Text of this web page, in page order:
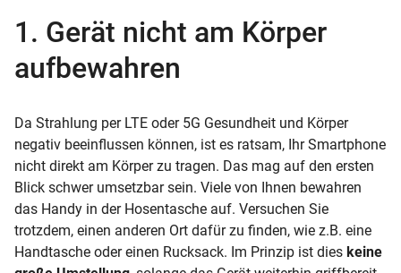
1. Gerät nicht am Körper
aufbewahren
Da Strahlung per LTE oder 5G Gesundheit und Körper
negativ beeinflussen können, ist es ratsam, Ihr Smartphone
nicht direkt am Körper zu tragen. Das mag auf den ersten
Blick schwer umsetzbar sein. Viele von Ihnen bewahren
das Handy in der Hosentasche auf. Versuchen Sie
trotzdem, einen anderen Ort dafür zu finden, wie z.B. eine
Handtasche oder einen Rucksack. Im Prinzip ist dies keine